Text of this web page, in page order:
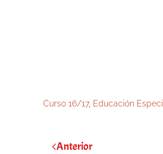
Curso 16/17, Educación
Anterior